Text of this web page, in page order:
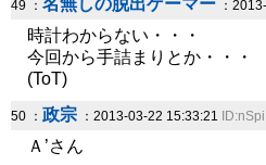
49 ： 名無しの脱出ゲーマー ：
時計わからない・・・
今回から手詰まりとか・・・
(ToT)
50 ： 政宗 ：2013-03-22 15:33:21
Ａ’さん